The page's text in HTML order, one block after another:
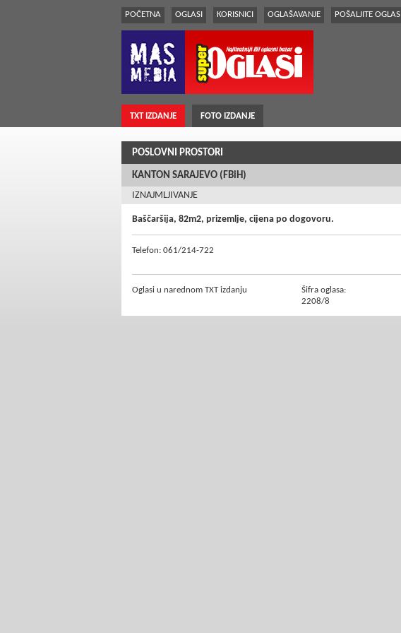
POČETNA OGLASI KORISNICI OGLAŠAVANJE POŠALJITE OGLAS
TXT IZDANJE FOTO IZDANJE
POSLOVNI PROSTORI
KANTON SARAJEVO (FBiH)
IZNAJMLJIVANJE
Baščaršija, 82m2, prizemlje, cijena po dogovoru.
Telefon: 061/214-722
Oglasi u narednom TXT izdanju
Šifra oglasa:
2208/8